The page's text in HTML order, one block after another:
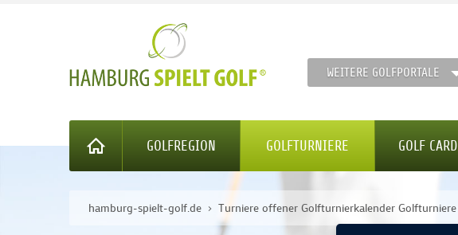
WEITERE GOLFPORTALE
GOLFREGION GOLFTURNIERE GOLF CARD
hamburg-spielt-golf.de Turniere offener Golfturnierkalender Golfturniere